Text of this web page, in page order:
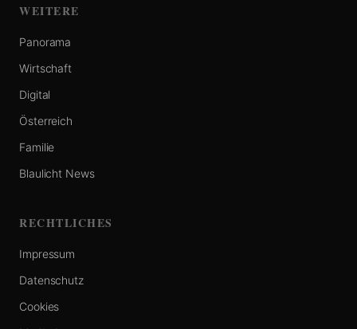
WEITERE
Panorama
Wirtschaft
Digital
Österreich
Familie
Blaulicht News
RECHTLICHES
Impressum
Datenschutz
Cookies